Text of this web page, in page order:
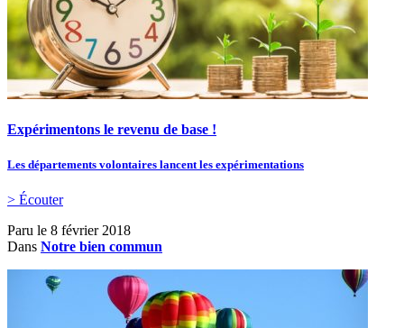
Expérimentons le revenu de base !
Les départements volontaires lancent les expérimentations
> Écouter
Paru le 8 février 2018
Dans Notre bien commun